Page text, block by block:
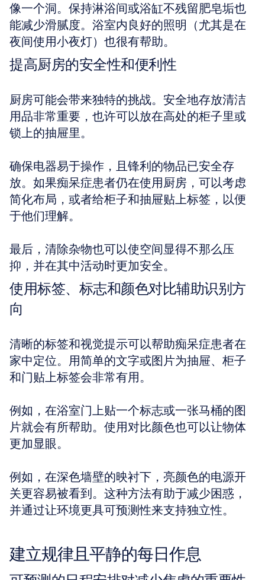
像一个洞。保持淋浴间或浴缸不残留肥皂垢也
能减少滑腻度。浴室内良好的照明（尤其是在
夜间使用小夜灯）也很有帮助。
提高厨房的安全性和便利性
厨房可能会带来独特的挑战。安全地存放清洁
用品非常重要，也许可以放在高处的柜子里或
锁上的抽屉里。
确保电器易于操作，且锋利的物品已安全存
放。如果痴呆症患者仍在使用厨房，可以考虑
简化布局，或者给柜子和抽屉贴上标签，以便
于他们理解。
最后，清除杂物也可以使空间显得不那么压
抑，并在其中活动时更加安全。
使用标签、标志和颜色对比辅助识别方
向
清晰的标签和视觉提示可以帮助痴呆症患者在
家中定位。用简单的文字或图片为抽屉、柜子
和门贴上标签会非常有用。
例如，在浴室门上贴一个标志或一张马桶的图
片就会有所帮助。使用对比颜色也可以让物体
更加显眼。
例如，在深色墙壁的映衬下，亮颜色的电源开
关更容易被看到。这种方法有助于减少困惑，
并通过让环境更具可预测性来支持独立性。
建立规律且平静的每日作息